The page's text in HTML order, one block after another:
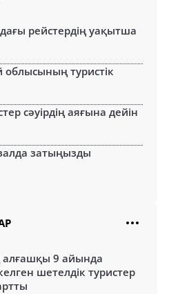
рейстердің уақытша
туристік
сәуірдің аяғына дейін
затыңызды
9 айында
шетелдік туристер